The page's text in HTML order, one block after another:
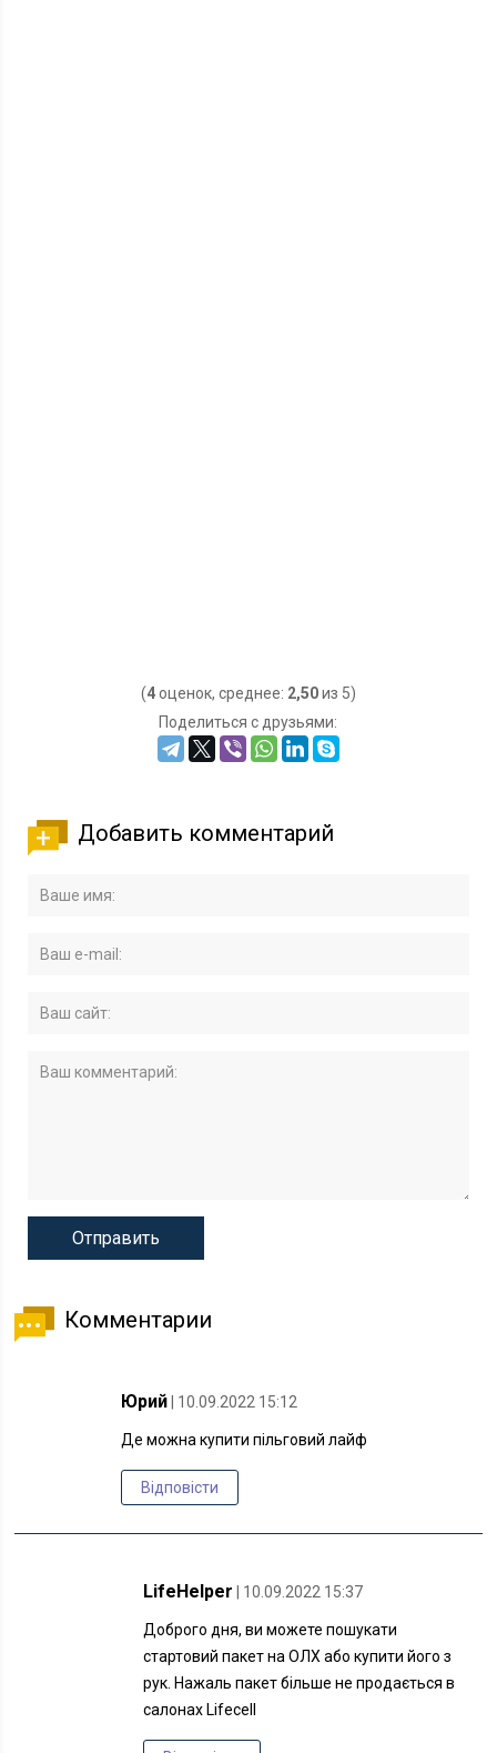
(4оценок, среднее: 2,50из 5)
Поделиться с друзьями:
Добавить комментарий
Комментарии
Юрий | 10.09.2022 15:12
Де можна купити пільговий лайф
Відповісти
LifeHelper | 10.09.2022 15:37
Доброго дня, ви можете пошукати
стартовий пакет на ОЛХ або купити його з
рук. Нажаль пакет більше не продається в
салонах Lifecell